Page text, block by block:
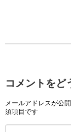
コメントをど
メールアドレスが公
須項目です